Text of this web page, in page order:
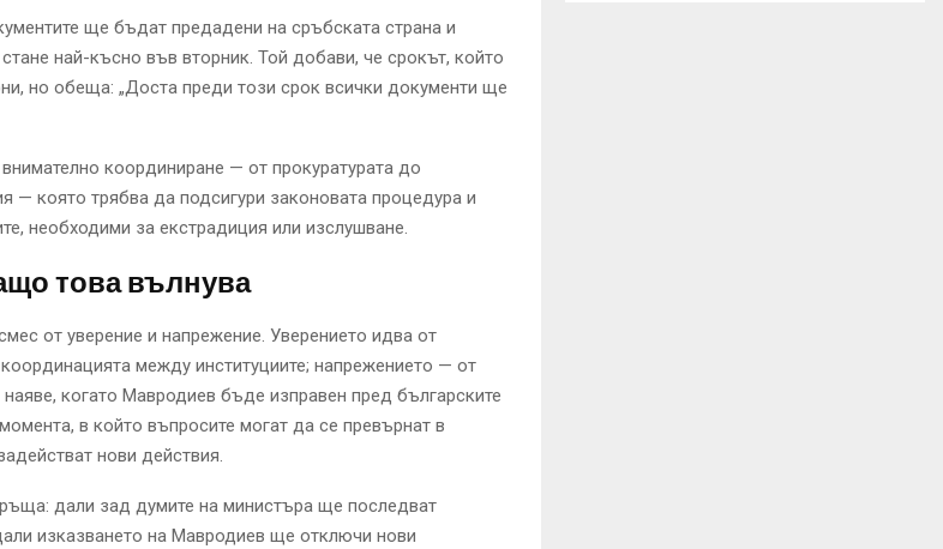
ще бъдат предадени на сръбската страна и
най-късно във вторник. Той добави, че срокът, който
но обеща: „Доста преди този срок всички документи ще
координиране — от прокуратурата до
— която трябва да подсигури законовата процедура и
необходими за екстрадиция или изслушване.
това вълнува
от уверение и напрежение. Уверението идва от
между институциите; напрежението — от
когато Мавродиев бъде изправен пред българските
в който въпросите могат да се превърнат в
нови действия.
дали зад думите на министъра ще последват
изказването на Мавродиев ще отключи нови